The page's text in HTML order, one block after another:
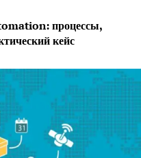
процессы,
кейс